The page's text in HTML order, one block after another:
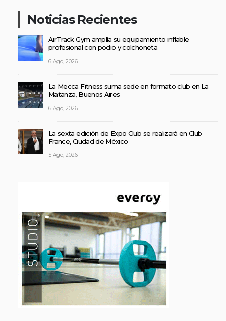
Noticias Recientes
AirTrack Gym amplía su equipamiento inflable
profesional con podio y colchoneta
6 Ago, 2026
La Mecca Fitness suma sede en formato club en La
Matanza, Buenos Aires
6 Ago, 2026
La sexta edición de Expo Club se realizará en Club
France, Ciudad de México
5 Ago, 2026